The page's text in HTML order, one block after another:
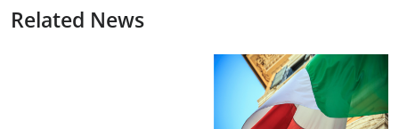
Related News